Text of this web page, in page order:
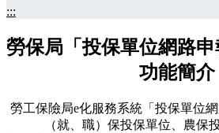
:::
勞保局「投保單位網路申
功能簡介
勞工保險局e化服務系統「投保單位
（就、職）保投保單位、農保